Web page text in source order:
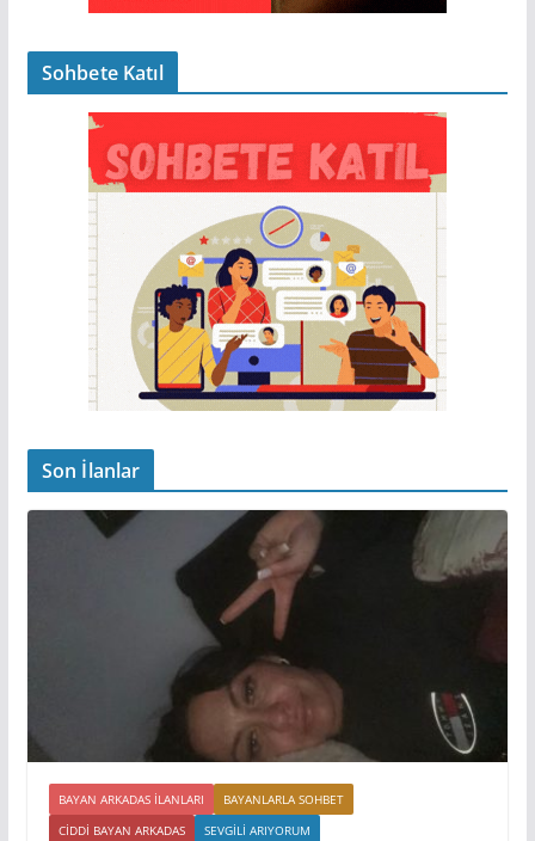
Sohbete Katıl
Son İlanlar
BAYAN ARKADAS ILANLARI
BAYANLARLA SOHBET
CIDDI BAYAN ARKADAS
SEVGILI ARIYORUM